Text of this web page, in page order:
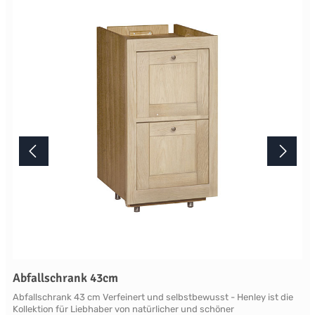
Produktes nicht authentisch wiedergegeben wird. Ihre Fragen zu
diesem Artikel beantworten wir Ihnen gerne telefonisch unter +49
2381 97372-0,per E-Mail an shop@landlord-living.de oder nach
Terminabsprache persönlich in unserem Showroom.
Abfallschrank 43cm
Abfallschrank 43 cm Verfeinert und selbstbewusst - Henley ist die
Kollektion für Liebhaber von natürlicher und schöner